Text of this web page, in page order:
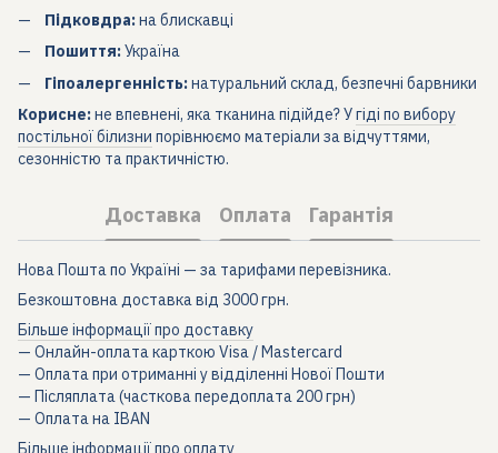
Підковдра:на блискавці
Пошиття:Україна
Гіпоалергенність:натуральний склад, безпечні барвники
Корисне:не впевнені, яка тканина підійде? Угіді по вибору
постільної білизни порівнюємо матеріали за відчуттями,
сезонністю та практичністю.
Доставка Оплата Гарантія
Нова Пошта по Україні — за тарифами перевізника.
Безкоштовна доставка від 3000 грн.
Більше інформації про доставку
— Онлайн-оплата карткою Visa / Mastercard
— Оплата при отриманні у відділенні Нової Пошти
— Післяплата (часткова передоплата 200 грн)
— Оплата на IBAN
Більше інформації про оплату